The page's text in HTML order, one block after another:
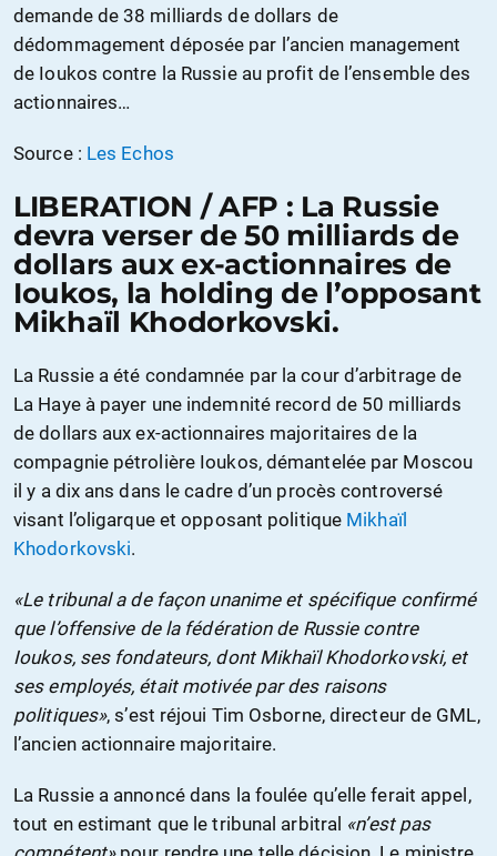
demande de 38 milliards de dollars de
dédommagement déposée par l’ancien management
de Ioukos contre la Russie au profit de l’ensemble des
actionnaires…
Source : Les Echos
LIBERATION / AFP : La Russie
devra verser de 50 milliards de
dollars aux ex-actionnaires de
Ioukos, la holding de l’opposant
Mikhaïl Khodorkovski.
La Russie a été condamnée par la cour d’arbitrage de
La Haye à payer une indemnité record de 50 milliards
de dollars aux ex-actionnaires majoritaires de la
compagnie pétrolière Ioukos, démantelée par Moscou
il y a dix ans dans le cadre d’un procès controversé
visant l’oligarque et opposant politique Mikhaïl
Khodorkovski.
«Le tribunal a de façon unanime et spécifique confirmé
que l’offensive de la fédération de Russie contre
Ioukos, ses fondateurs, dont Mikhaïl Khodorkovski, et
ses employés, était motivée par des raisons
politiques», s’est réjoui Tim Osborne, directeur de GML,
l’ancien actionnaire majoritaire.
La Russie a annoncé dans la foulée qu’elle ferait appel,
tout en estimant que le tribunal arbitral «n’est pas